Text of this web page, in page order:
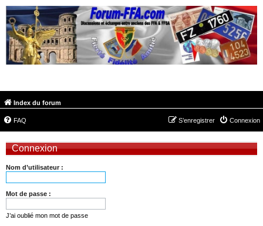
Index du forum
FAQ Connexion
S’enregistrer
Connexion
Nom d’utilisateur :
Mot de passe :
J’ai oublié mon mot de passe